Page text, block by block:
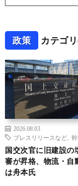
政策 カテゴ
2026.08.03
プレスリリースなど
国交次官に旧建設の
審が昇格、物流・自
は舟本氏